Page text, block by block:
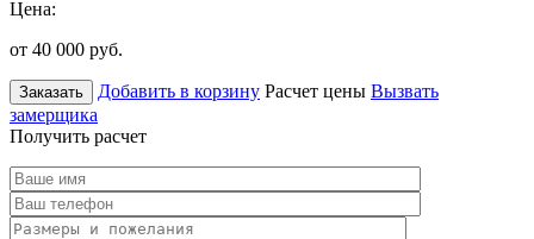
Цена:
от 40 000 руб.
Заказать Добавить в корзину Расчет цены Вызвать
замерщика
Получить расчет